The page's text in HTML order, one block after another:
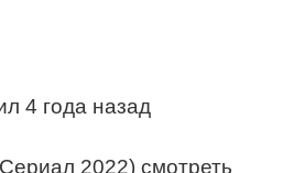
4 года назад
2022) смотреть